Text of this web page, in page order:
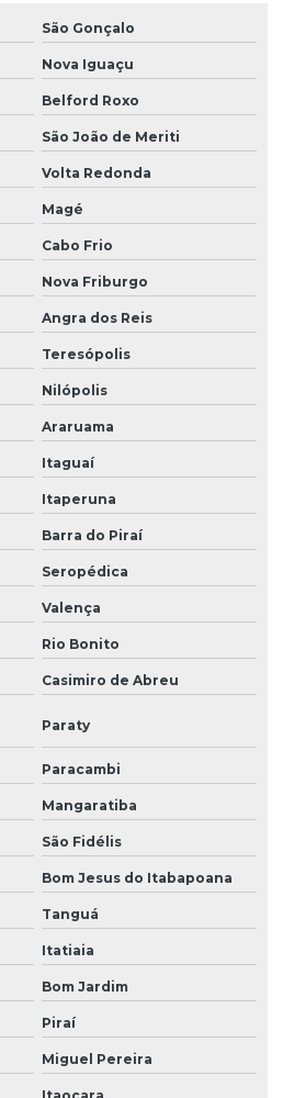
São Gonçalo
Nova Iguaçu
Belford Roxo
São João de Meriti
Volta Redonda
Magé
Cabo Frio
Nova Friburgo
Angra dos Reis
Teresópolis
Nilópolis
Araruama
Itaguaí
Itaperuna
Barra do Piraí
Seropédica
Valença
Rio Bonito
Casimiro de Abreu
Paraty
Paracambi
Mangaratiba
São Fidélis
Bom Jesus do Itabapoana
Tanguá
Itatiaia
Bom Jardim
Piraí
Miguel Pereira